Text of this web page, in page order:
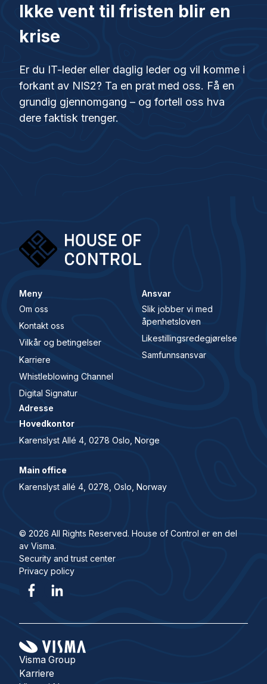
Ikke vent til fristen blir en
krise
Er du IT-leder eller daglig leder og vil komme i
forkant av NIS2? Ta en prat med oss. Få en
grundig gjennomgang – og fortell oss hva
dere faktisk trenger.
Meny
Om oss
Kontakt oss
Vilkår og betingelser
Karriere
Whistleblowing Channel
Digital Signatur
Ansvar
Slik jobber vi med
åpenhetsloven
Likestillingsredegjørelse
Samfunnsansvar
Adresse
Hovedkontor
Karenslyst Allé 4, 0278 Oslo, Norge
Main office
Karenslyst allé 4, 0278, Oslo, Norway
© 2026 All Rights Reserved. House of Control er en del
av Visma.
Security and trust center
Privacy policy
Visma Group
Karriere